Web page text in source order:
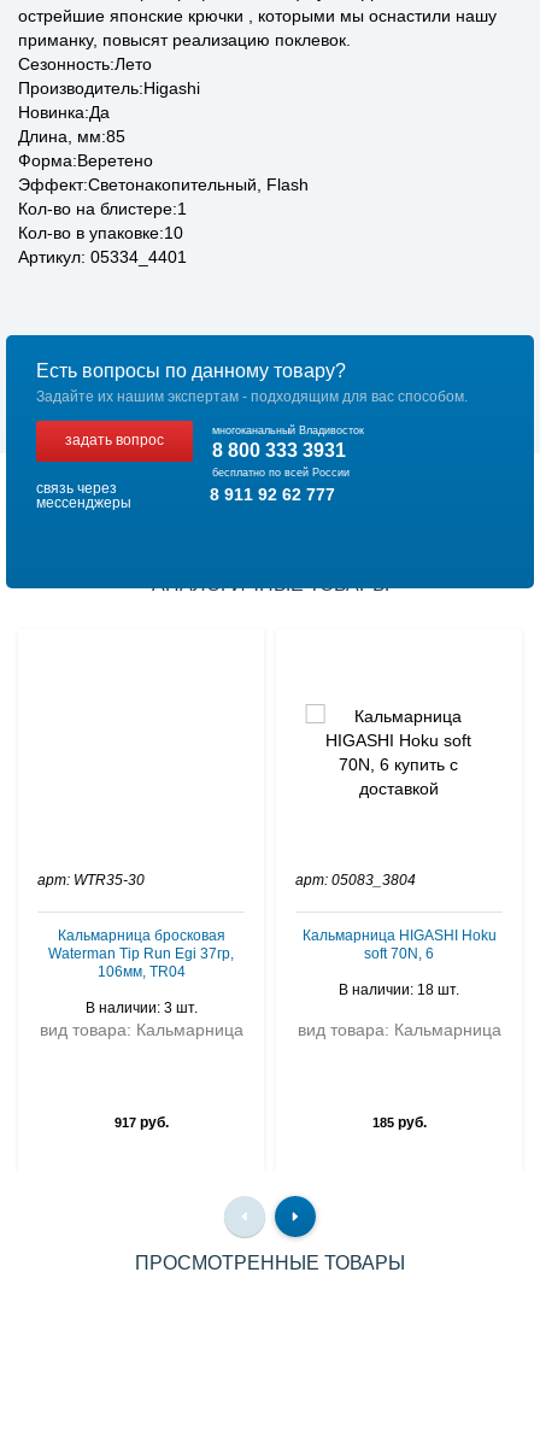
острейшие японские крючки , которыми мы оснастили нашу
приманку, повысят реализацию поклевок.
Сезонность:Лето
Производитель:Higashi
Новинка:Да
Длина, мм:85
Форма:Веретено
Эффект:Светонакопительный, Flash
Кол-во на блистере:1
Кол-во в упаковке:10
Артикул: 05334_4401
Есть вопросы по данному товару?
Задайте их нашим экспертам - подходящим для вас способом.
задать вопрос
многоканальный Владивосток
8 800 333 3931
бесплатно по всей России
связь через
мессенджеры
8 911 92 62 777
АНАЛОГИЧНЫЕ ТОВАРЫ
арт: WTR35-30
Кальмарница бросковая
Waterman Tip Run Egi 37гр,
106мм, TR04
В наличии: 3 шт.
вид товара: Кальмарница
917руб.
арт: 05083_3804
Кальмарница HIGASHI Hoku
soft 70N, 6
В наличии: 18 шт.
вид товара: Кальмарница
185руб.
ПРОСМОТРЕННЫЕ ТОВАРЫ